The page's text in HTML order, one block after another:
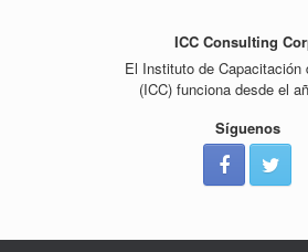
ICC Consulting
El Instituto de Capacitación
(ICC) funciona desde el
Síguenos